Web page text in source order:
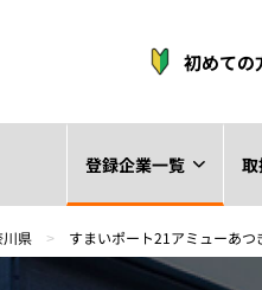
初めての
登録企業一覧
川県 > すまいポート21アミューあつ